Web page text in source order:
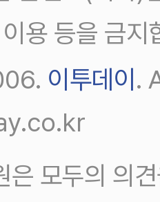
용 등을 금지
이투데이 .
은 모두의 의